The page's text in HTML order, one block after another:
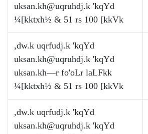
uksan.kh@uqruhdj.k 'kqYd
¼[kktxh½ & 51 rs 100 [kkVk
,dw.k uqrfudj.k 'kqYd
uksan.kh@uqruhdj.k 'kqYd
uksan.kh—r fo'oLr laLFkk
¼[kktxh½ & 51 rs 100 [kkVk
,dw.k uqrfudj.k 'kqYd
uksan.kh@uqruhdj.k 'kqYd